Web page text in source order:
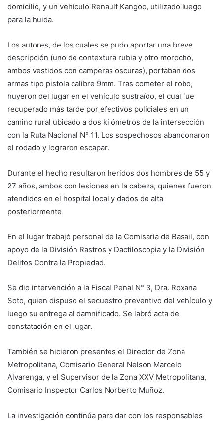
domicilio, y un vehículo Renault Kangoo, utilizado luego
para la huida.
Los autores, de los cuales se pudo aportar una breve
descripción (uno de contextura rubia y otro morocho,
ambos vestidos con camperas oscuras), portaban dos
armas tipo pistola calibre 9mm. Tras cometer el robo,
huyeron del lugar en el vehículo sustraído, el cual fue
recuperado más tarde por efectivos policiales en un
camino rural ubicado a dos kilómetros de la intersección
con la Ruta Nacional N° 11. Los sospechosos abandonaron
el rodado y lograron escapar.
Durante el hecho resultaron heridos dos hombres de 55 y
27 años, ambos con lesiones en la cabeza, quienes fueron
atendidos en el hospital local y dados de alta
posteriormente
En el lugar trabajó personal de la Comisaría de Basail, con
apoyo de la División Rastros y Dactiloscopia y la División
Delitos Contra la Propiedad.
Se dio intervención a la Fiscal Penal N° 3, Dra. Roxana
Soto, quien dispuso el secuestro preventivo del vehículo y
luego su entrega al damnificado. Se labró acta de
constatación en el lugar.
También se hicieron presentes el Director de Zona
Metropolitana, Comisario General Nelson Marcelo
Alvarenga, y el Supervisor de la Zona XXV Metropolitana,
Comisario Inspector Carlos Norberto Muñoz.
La investigación continúa para dar con los responsables